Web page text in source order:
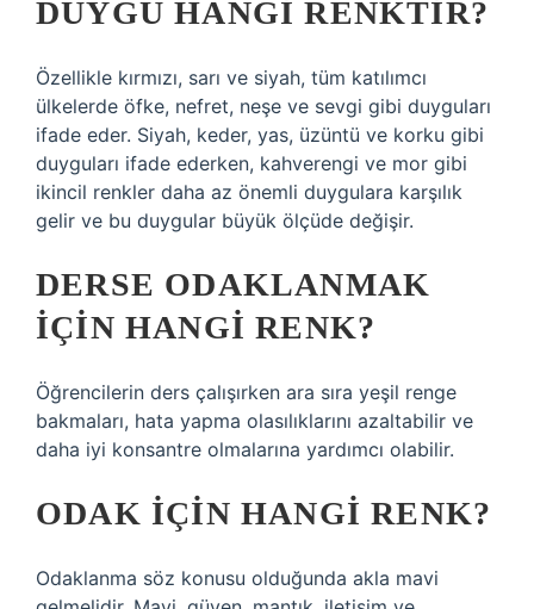
DUYGU HANGI RENKTIR?
Özellikle kırmızı, sarı ve siyah, tüm katılımcı
ülkelerde öfke, nefret, neşe ve sevgi gibi duyguları
ifade eder. Siyah, keder, yas, üzüntü ve korku gibi
duyguları ifade ederken, kahverengi ve mor gibi
ikincil renkler daha az önemli duygulara karşılık
gelir ve bu duygular büyük ölçüde değişir.
DERSE ODAKLANMAK
IÇIN HANGI RENK?
Öğrencilerin ders çalışırken ara sıra yeşil renge
bakmaları, hata yapma olasılıklarını azaltabilir ve
daha iyi konsantre olmalarına yardımcı olabilir.
ODAK IÇIN HANGI RENK?
Odaklanma söz konusu olduğunda akla mavi